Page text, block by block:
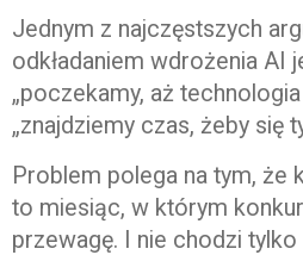
Jednym z najczęstszych
odkładaniem wdrożenia AI
„poczekamy, aż
„znajdziemy czas, żeby się
Problem polega na tym, że
to miesiąc, w którym
przewagę. I nie chodzi